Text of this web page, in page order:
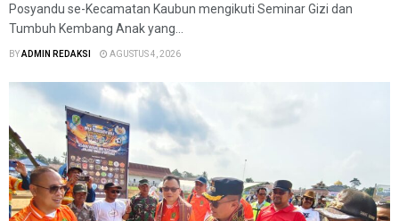
Posyandu se-Kecamatan Kaubun mengikuti Seminar Gizi dan
Tumbuh Kembang Anak yang...
BYADMIN REDAKSI AGUSTUS 4, 2026